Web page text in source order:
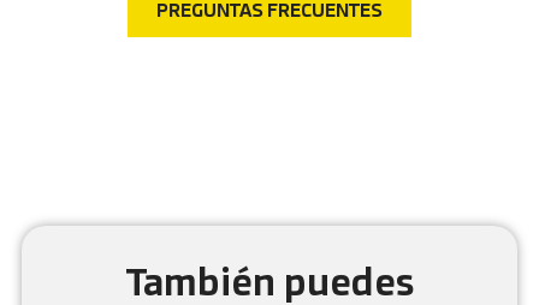
PREGUNTAS FRECUENTES
También puedes